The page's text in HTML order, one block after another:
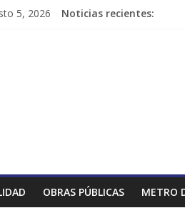
5, 2026 Noticias recientes:
OBRAS PÚBLICAS METRO